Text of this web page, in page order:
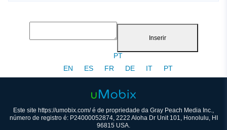
Inserir
PT
EN
ES FR DE IT PT
Este site https://umobix.com/ é de propriedade da Gray Peach Media Inc.,
número de registro é: P24000052874, 2222 Aloha Dr Unit 101, Honolulu, HI
96815 USA.